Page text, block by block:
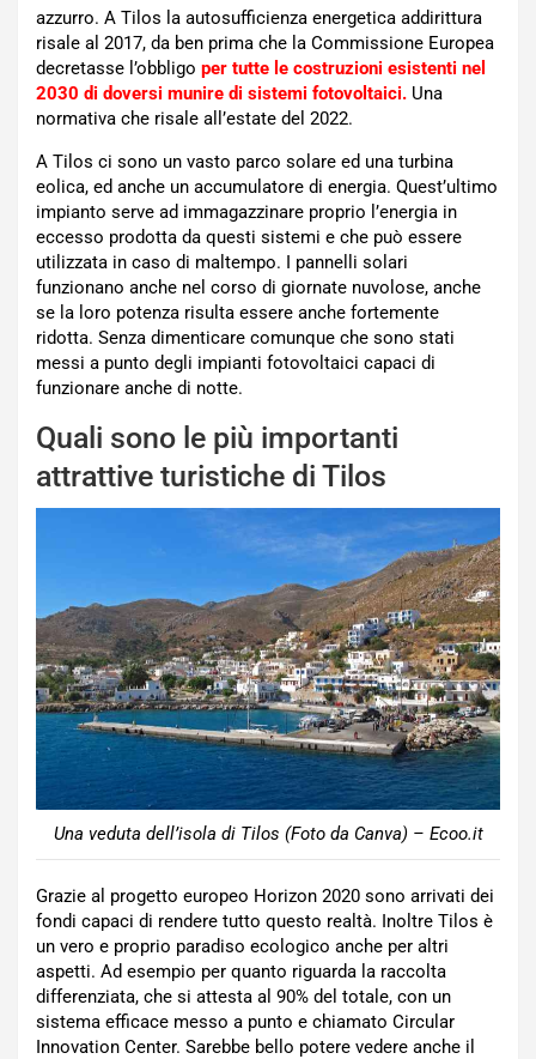
azzurro. A Tilos la autosufficienza energetica addirittura
risale al 2017, da ben prima che la Commissione Europea
decretasse l’obbligo per tutte le costruzioni esistenti nel
2030 di doversi munire di sistemi fotovoltaici. Una
normativa che risale all’estate del 2022.
A Tilos ci sono un vasto parco solare ed una turbina
eolica, ed anche un accumulatore di energia. Quest’ultimo
impianto serve ad immagazzinare proprio l’energia in
eccesso prodotta da questi sistemi e che può essere
utilizzata in caso di maltempo. I pannelli solari
funzionano anche nel corso di giornate nuvolose, anche
se la loro potenza risulta essere anche fortemente
ridotta. Senza dimenticare comunque che sono stati
messi a punto degli impianti fotovoltaici capaci di
funzionare anche di notte.
Quali sono le più importanti
attrattive turistiche di Tilos
Una veduta dell’isola di Tilos (Foto da Canva) – Ecoo.it
Grazie al progetto europeo Horizon 2020 sono arrivati dei
fondi capaci di rendere tutto questo realtà. Inoltre Tilos è
un vero e proprio paradiso ecologico anche per altri
aspetti. Ad esempio per quanto riguarda la raccolta
differenziata, che si attesta al 90% del totale, con un
sistema efficace messo a punto e chiamato Circular
Innovation Center. Sarebbe bello potere vedere anche il